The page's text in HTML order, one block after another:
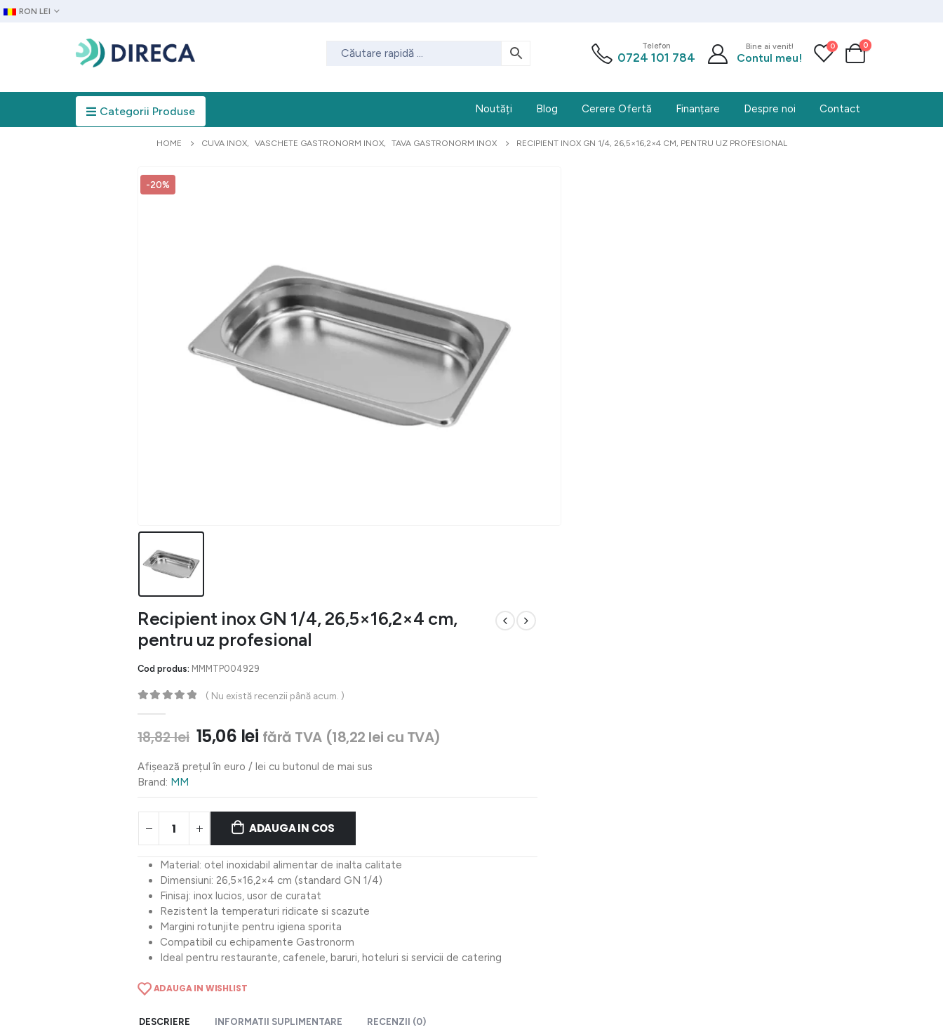
RON LEI
Telefon
0724 101 784
Bine ai venit!
Contul meu!
0 0
Categorii Produse Noutăți Blog Cerere Ofertă Finanțare Despre noi Contact
HOME CUVA INOX, VASCHETE GASTRONORM INOX, TAVA GASTRONORM INOX RECIPIENT INOX GN 1/4, 26,5×16,2×4 CM, PENTRU UZ PROFESIONAL
-20%
Recipient inox GN 1/4, 26,5×16,2×4 cm,
pentru uz profesional
Cod produs: MMMTP004929
( Nu există recenzii până acum. )
18,82lei Prețul
a
18,82 lei.
15,06 leiPrețul
este:
fără TVA (18,22 lei cu TVA)
Afișează prețul în euro / lei cu butonul de mai sus
Brand: MM
ADAUGA IN COS
Material: otel inoxidabil alimentar de inalta calitate
Dimensiuni: 26,5×16,2×4 cm (standard GN 1/4)
Finisaj: inox lucios, usor de curatat
Rezistent la temperaturi ridicate si scazute
Margini rotunjite pentru igiena sporita
Compatibil cu echipamente Gastronorm
Ideal pentru restaurante, cafenele, baruri, hoteluri si servicii de catering
ADAUGA IN WISHLIST
DESCRIERE INFORMATII SUPLIMENTARE RECENZII (0)